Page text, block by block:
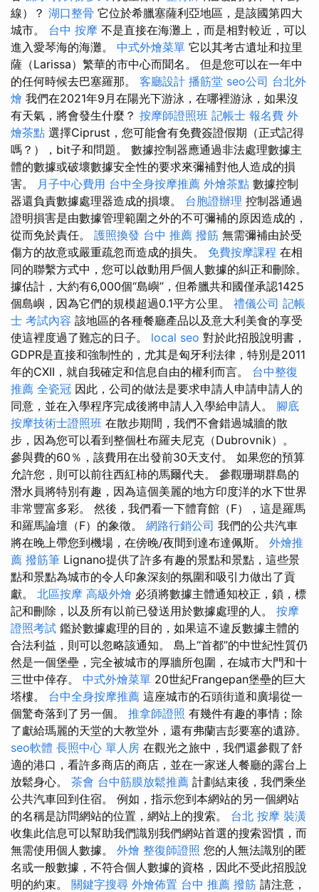
線）？ 湖口整骨 它位於希臘塞薩利亞地區，是該國第四大
城市。 台中 按摩 不是直接在海灘上，而是相對較近，可以
進入愛琴海的海灘。 中式外燴菜單 它以其考古遺址和拉里
薩（Larissa）繁華的市中心而聞名。 但是您可以在一年中
的任何時候去巴塞羅那。 客廳設計 播筋堂 seo公司 台北外
燴 我們在2021年9月在陽光下游泳，在哪裡游泳，如果沒
有天氣，將會發生什麼？ 按摩師證照班 記帳士 報名費 外
燴茶點 選擇Ciprust，您可能會有免費簽證假期（正式記得
嗎？），bit子和問題。 數據控制器應通過非法處理數據主
體的數據或破壞數據安全性的要求來彌補對他人造成的損
害。 月子中心費用 台中全身按摩推薦 外燴茶點 數據控制
器還負責數據處理器造成的損壞。 台胞證辦理 控制器通過
證明損害是由數據管理範圍之外的不可彌補的原因造成的，
從而免於責任。 護照換發 台中 推薦 撥筋 無需彌補由於受
傷方的故意或嚴重疏忽而造成的損失。 免費按摩課程 在相
同的聯繫方式中，您可以啟動用戶個人數據的糾正和刪除。
據估計，大約有6,000個“島嶼”，但希臘共和國僅承認1425
個島嶼，因為它們的規模超過0.1平方公里。 禮儀公司 記帳
士 考試內容 該地區的各種餐廳產品以及意大利美食的享受
使這裡度過了難忘的日子。 local seo 對於此招股說明書，
GDPR是直接和強制性的，尤其是匈牙利法律，特別是2011
年的CXII，就自我確定和信息自由的權利而言。 台中整復
推薦 全瓷冠 因此，公司的做法是要求申請人申請申請人的
同意，並在入學程序完成後將申請人入學給申請人。 腳底
按摩技術士證照班 在散步期間，我們不會錯過城牆的散
步，因為您可以看到整個杜布羅夫尼克（Dubrovnik）。
參與費的60％，該費用在出發前30天支付。 如果您的預算
允許您，則可以前往西紅柿的馬爾代夫。 參觀珊瑚群島的
潛水員將特別有趣，因為這個美麗的地方印度洋的水下世界
非常豐富多彩。 然後，我們看一下體育館（F），這是羅馬
和羅馬論壇（F）的象徵。 網路行銷公司 我們的公共汽車
將在晚上帶您到機場，在傍晚/夜間到達布達佩斯。 外燴推
薦 撥筋筆 Lignano提供了許多有趣的景點和景點，這些景
點和景點為城市的令人印象深刻的氛圍和吸引力做出了貢
獻。 北區按摩 高級外燴 必須將數據主體通知校正，鎖，標
記和刪除，以及所有以前已發送用於數據處理的人。 按摩
證照考試 鑑於數據處理的目的，如果這不違反數據主體的
合法利益，則可以忽略該通知。 島上“首都”的中世紀性質仍
然是一個堡壘，完全被城市的厚牆所包圍，在城市大門和十
三世中倖存。 中式外燴菜單 20世紀Frangepan堡壘的巨大
塔樓。 台中全身按摩推薦 這座城市的石頭街道和廣場從一
個驚奇落到了另一個。 推拿師證照 有幾件有趣的事情；除
了獻給瑪麗的天堂的大教堂外，還有弗蘭吉彭要塞的遺跡。
seo軟體 長照中心 單人房 在觀光之旅中，我們還參觀了舒
適的港口，看許多商店的商店，並在一家迷人餐廳的露台上
放鬆身心。 茶會 台中筋膜放鬆推薦 計劃結束後，我們乘坐
公共汽車回到住宿。 例如，指示您到本網站的另一個網站
的名稱是訪問網站的位置，網站上的搜索。 台北 按摩 裝潢
收集此信息可以幫助我們識別我們網站首選的搜索習慣，而
無需使用個人數據。 外燴 整復師證照 您的人無法識別的匿
名或一般數據，不符合個人數據的資格，因此不受此招股說
明的約束。 關鍵字搜尋 外燴佈置 台中 推薦 撥筋 請注意，